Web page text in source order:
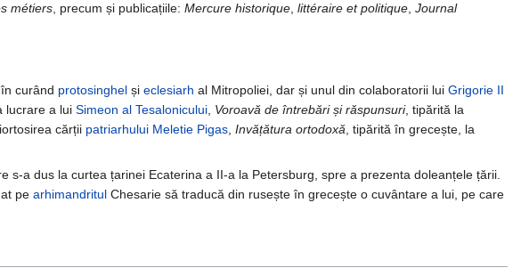
métiers , precum și publicațiile: Mercure historique littéraire et politique Journal
curând protosinghel și eclesiarh al Mitropoliei, dar și unul din colaboratorii lui Grigorie II
lucrare a lui Simeon al Tesalonicului, Voroavă de întrebări și răspunsuri, tipărită la
cărții patriarhului Meletie Pigas, Invățătura ortodoxă, tipărită în grecește, la
a dus la curtea țarinei Ecaterina a II-a la Petersburg, spre a prezenta doleanțele țării.
pe arhimandritul Chesarie să traducă din rusește în grecește o cuvântare a lui, pe care